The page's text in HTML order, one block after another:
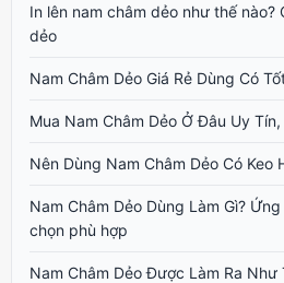
In lên nam châm dẻo như thế nào?
dẻo
Nam Châm Dẻo Giá Rẻ Dùng Có
Mua Nam Châm Dẻo Ở Đâu Uy
Nên Dùng Nam Châm Dẻo Có Keo
Nam Châm Dẻo Dùng Làm Gì?
chọn phù hợp
Nam Châm Dẻo Được Làm Ra Như